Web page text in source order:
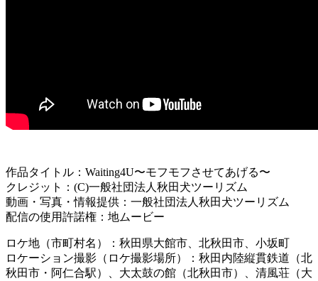
作品タイトル：Waiting4U〜モフモフさせてあげる〜
クレジット：(C)一般社団法人秋田犬ツーリズム
動画・写真・情報提供：一般社団法人秋田犬ツーリズム
配信の使用許諾権：地ムービー
ロケ地（市町村名）：秋田県大館市、北秋田市、小坂町
ロケーション撮影（ロケ撮影場所）：秋田内陸縦貫鉄道（北
秋田市・阿仁合駅）、大太鼓の館（北秋田市）、清風荘（大